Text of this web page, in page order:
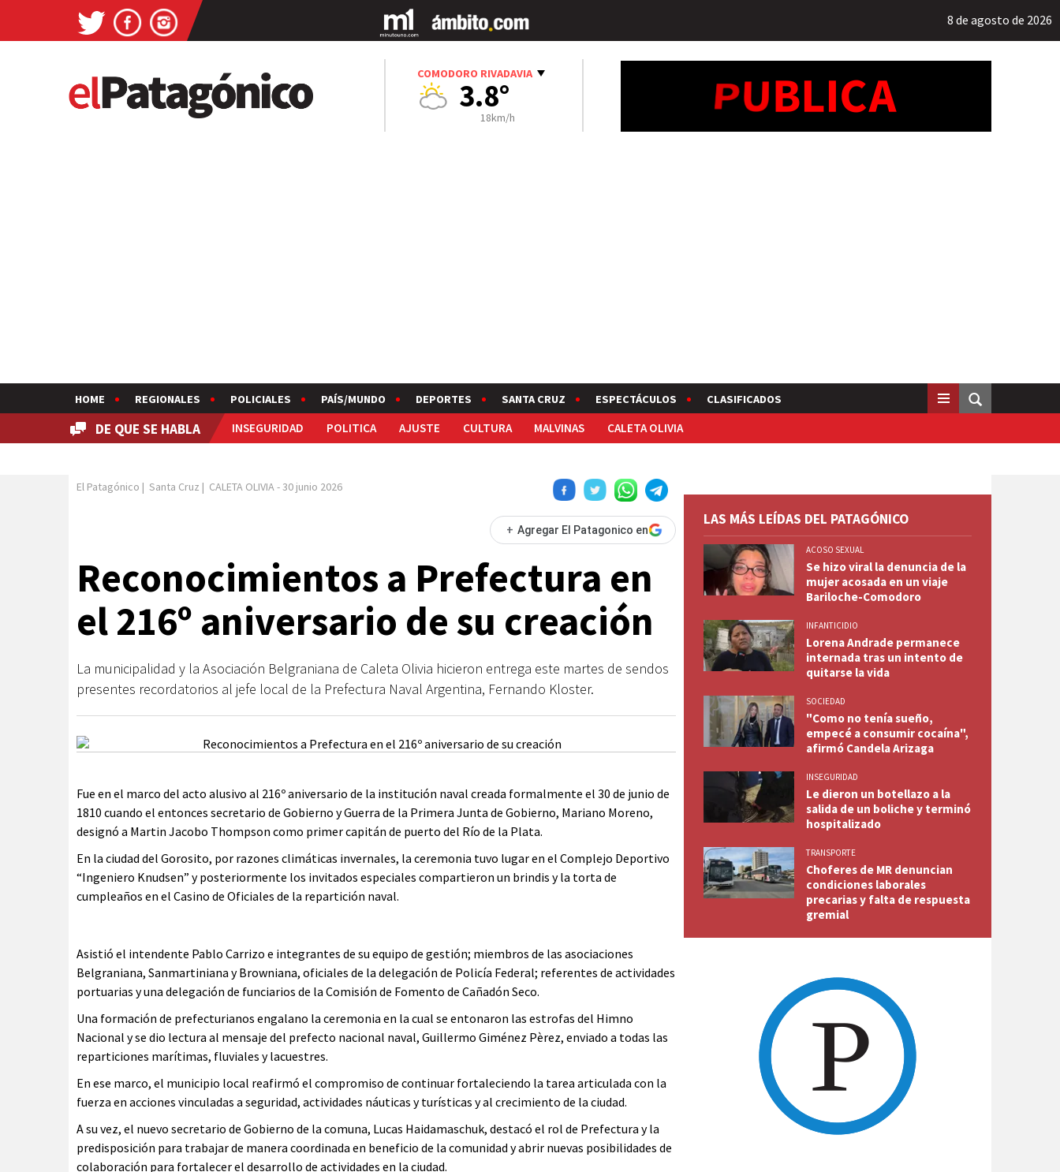
8 de agosto de 2026
COMODORO RIVADAVIA
3.8°
18km/h
HOME REGIONALES POLICIALES PAÍS/MUNDO DEPORTES SANTA CRUZ ESPECTÁCULOS CLASIFICADOS
DE QUE SE HABLA INSEGURIDAD POLITICA AJUSTE CULTURA MALVINAS CALETA OLIVIA
El Patagónico | Santa Cruz | CALETA OLIVIA-30 junio 2026
+ Agregar El Patagonico en
Reconocimientos a Prefectura en
el 216º aniversario de su creación
La municipalidad y la Asociación Belgraniana de Caleta Olivia hicieron entrega este martes de sendos
presentes recordatorios al jefe local de la Prefectura Naval Argentina, Fernando Kloster.
Fue en el marco del acto alusivo al 216º aniversario de la institución naval creada formalmente el 30 de junio de
1810 cuando el entonces secretario de Gobierno y Guerra de la Primera Junta de Gobierno, Mariano Moreno,
designó a Martin Jacobo Thompson como primer capitán de puerto del Río de la Plata.
En la ciudad del Gorosito, por razones climáticas invernales, la ceremonia tuvo lugar en el Complejo Deportivo
“Ingeniero Knudsen” y posteriormente los invitados especiales compartieron un brindis y la torta de
cumpleaños en el Casino de Oficiales de la repartición naval.
Asistió el intendente Pablo Carrizo e integrantes de su equipo de gestión; miembros de las asociaciones
Belgraniana, Sanmartiniana y Browniana, oficiales de la delegación de Policía Federal; referentes de actividades
portuarias y una delegación de funciarios de la Comisión de Fomento de Cañadón Seco.
Una formación de prefecturianos engalano la ceremonia en la cual se entonaron las estrofas del Himno
Nacional y se dio lectura al mensaje del prefecto nacional naval, Guillermo Giménez Pèrez, enviado a todas las
reparticiones marítimas, fluviales y lacuestres.
En ese marco, el municipio local reafirmó el compromiso de continuar fortaleciendo la tarea articulada con la
fuerza en acciones vinculadas a seguridad, actividades náuticas y turísticas y al crecimiento de la ciudad.
A su vez, el nuevo secretario de Gobierno de la comuna, Lucas Haidamaschuk, destacó el rol de Prefectura y la
predisposición para trabajar de manera coordinada en beneficio de la comunidad y abrir nuevas posibilidades de
colaboración para fortalecer el desarrollo de actividades en la ciudad.
LAS MÁS LEÍDAS DEL PATAGÓNICO
ACOSO SEXUAL
Se hizo viral la denuncia de la
mujer acosada en un viaje
Bariloche-Comodoro
INFANTICIDIO
Lorena Andrade permanece
internada tras un intento de
quitarse la vida
SOCIEDAD
"Como no tenía sueño,
empecé a consumir cocaína",
afirmó Candela Arizaga
INSEGURIDAD
Le dieron un botellazo a la
salida de un boliche y terminó
hospitalizado
TRANSPORTE
Choferes de MR denuncian
condiciones laborales
precarias y falta de respuesta
gremial